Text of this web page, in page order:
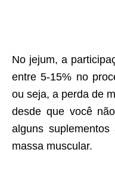
No jejum, a
entre 5-15% no
ou seja, a perda de
desde que você
alguns
massa muscular.